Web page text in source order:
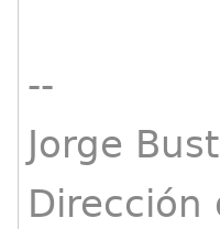
--
Jorge
Dirección